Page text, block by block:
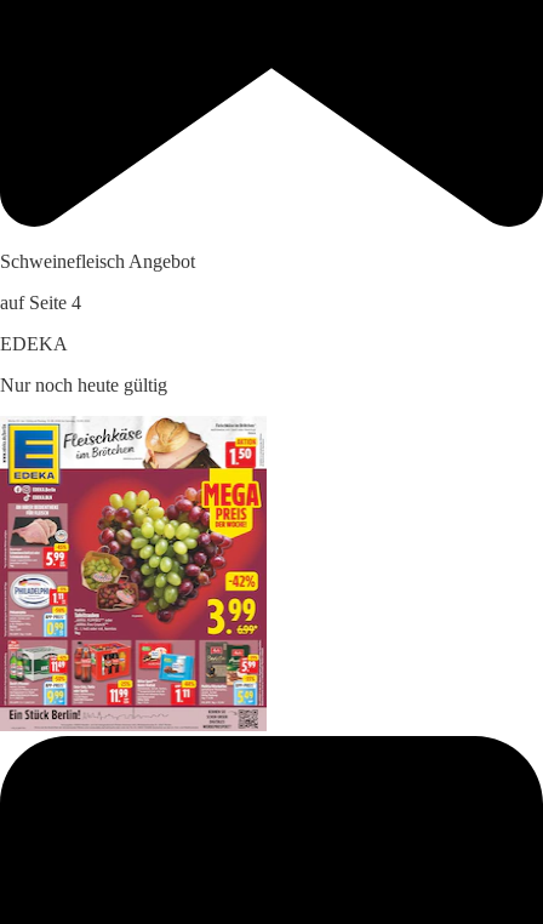
Schweinefleisch Angebot
auf Seite 4
EDEKA
Nur noch heute gültig